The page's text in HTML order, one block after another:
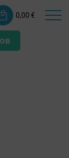
0,00 €